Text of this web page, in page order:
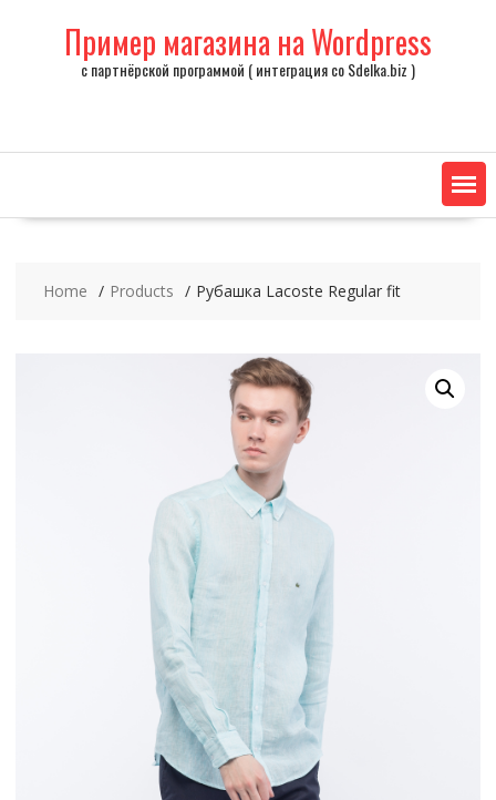
Пример магазина на Wordpress
с партнёрской программой ( интеграция со Sdelka.biz )
Home Products Рубашка Lacoste Regular fit